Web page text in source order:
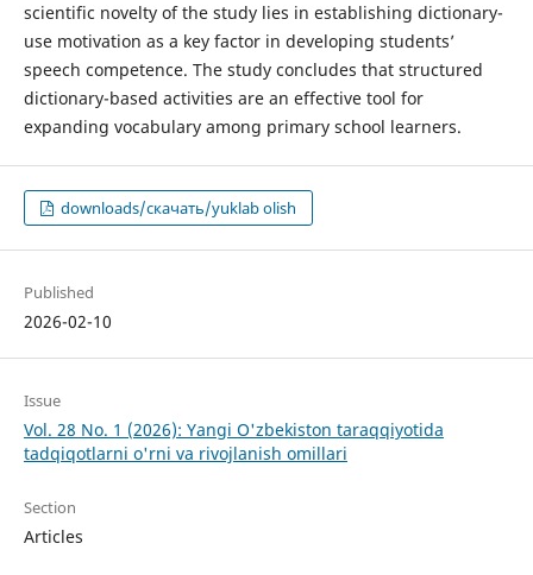
scientific novelty of the study lies in establishing dictionary-
use motivation as a key factor in developing students’
speech competence. The study concludes that structured
dictionary-based activities are an effective tool for
expanding vocabulary among primary school learners.
downloads/скачать/yuklab olish
Published
2026-02-10
Issue
Vol. 28 No. 1 (2026): Yangi O'zbekiston taraqqiyotida
tadqiqotlarni o'rni va rivojlanish omillari
Section
Articles